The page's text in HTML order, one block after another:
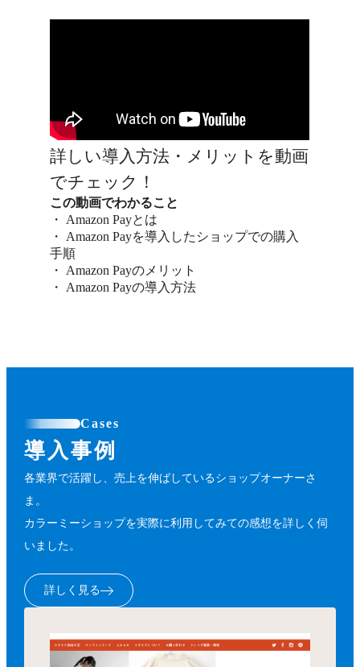
詳しい導入方法・メリットを動画
でチェック！
この動画でわかること
・ Amazon Payとは
・ Amazon Payを導入したショップでの購入
手順
・ Amazon Payのメリット
・ Amazon Payの導入方法
Cases
導入事例
各業界で活躍し、売上を伸ばしているショップオーナーさ
ま。
カラーミーショップを実際に利用してみての感想を詳しく伺
いました。
詳しく見る